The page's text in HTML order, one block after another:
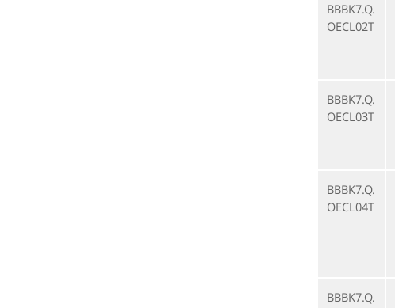
BBBK7.Q.
OECL02T
BBBK7.Q.
OECL03T
BBBK7.Q.
OECL04T
BBBK7.Q.